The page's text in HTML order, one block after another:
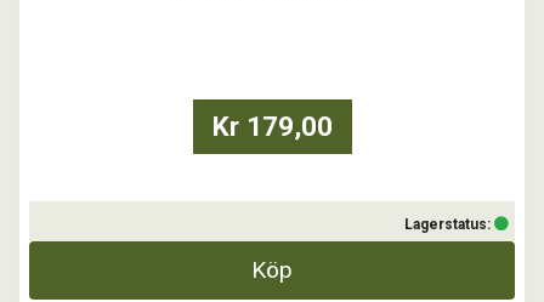
Kr 179,00
Lagerstatus:
Köp